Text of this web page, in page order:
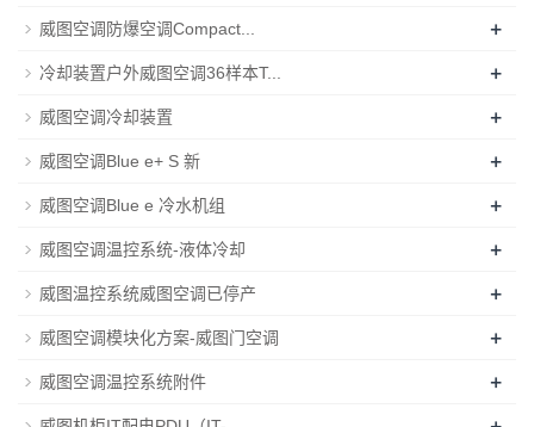
威图空调防爆空调Compact... +
冷却装置户外威图空调36样本T... +
威图空调冷却装置 +
威图空调Blue e+ S 新 +
威图空调Blue e 冷水机组 +
威图空调温控系统-液体冷却 +
威图温控系统威图空调已停产 +
威图空调模块化方案-威图门空调 +
威图空调温控系统附件 +